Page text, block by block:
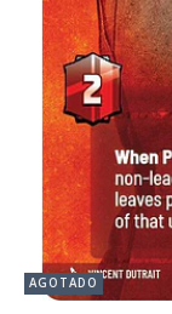
AGOTADO